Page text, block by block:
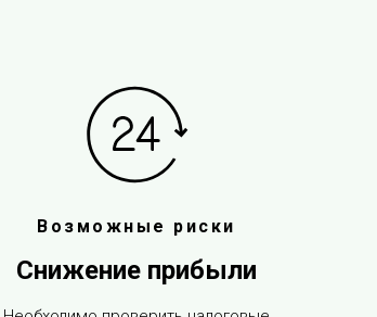
Возможные риски
Снижение прибыли